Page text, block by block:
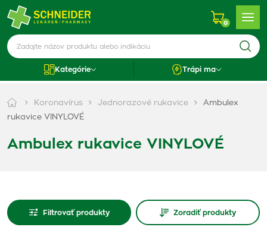
0
Kategórie Trápi ma
Koronavírus Jednorazové rukavice
Ambulex
rukavice VINYLOVÉ
Ambulex rukavice VINYLOVÉ
Filtrovať produkty Zoradiť produkty